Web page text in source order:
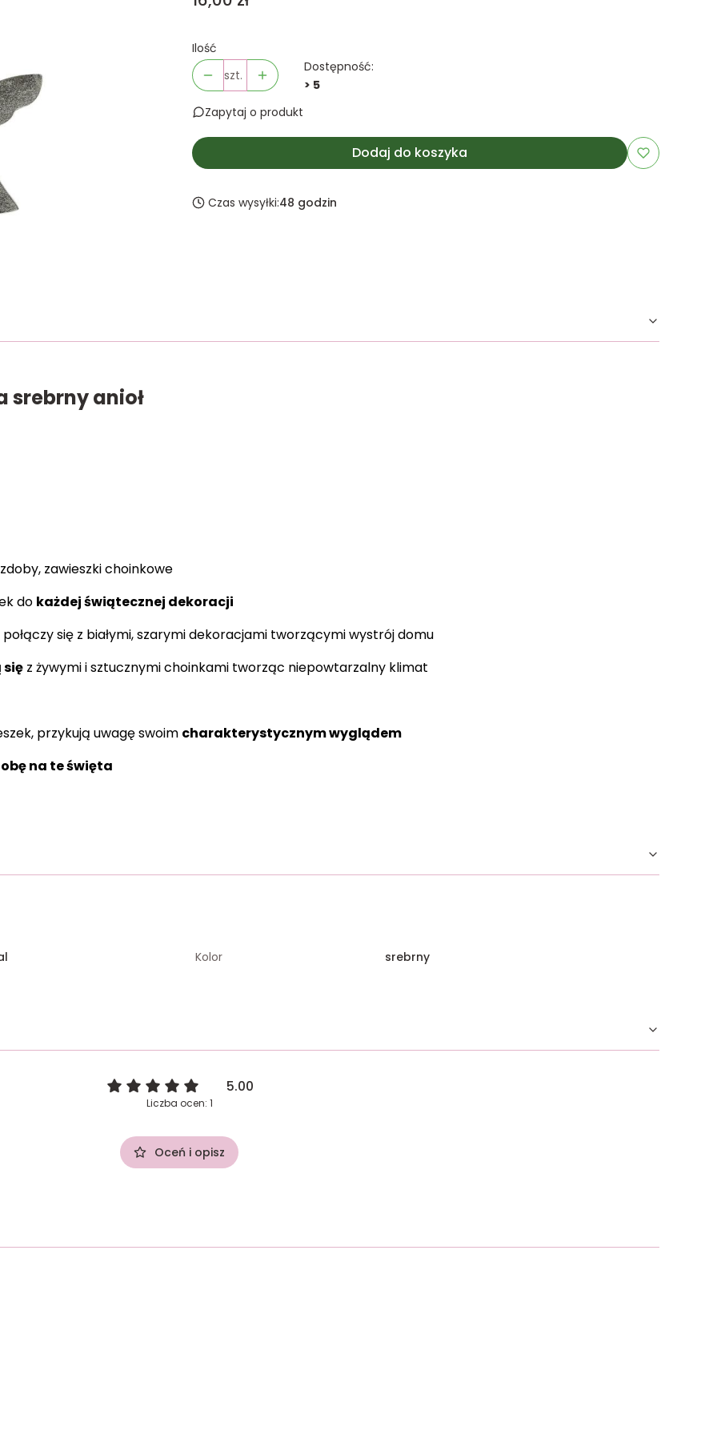
Ilość
szt.
Dostępność:
> 5
Zapytaj o produkt
Dodaj do koszyka
Czas wysyłki:48 godzin
srebrny anioł
zawieszki choinkowe
do każdej świątecznej dekoracji
się z białymi, szarymi dekoracjami tworzącymi wystrój domu
sięz żywymi i sztucznymi choinkami tworząc niepowtarzalny klimat
przykują uwagę swoim charakterystycznym wyglądem
na te święta
Kolor srebrny
5.00
Liczba ocen: 1
Oceń i opisz